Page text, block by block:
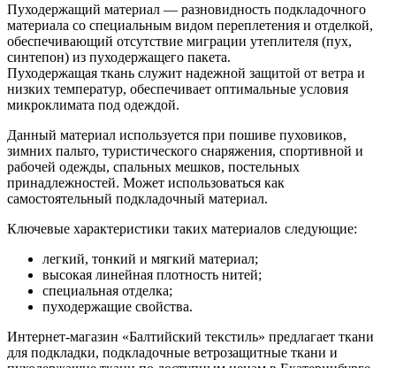
Пуходержащий материал — разновидность подкладочного
материала со специальным видом переплетения и отделкой,
обеспечивающий отсутствие миграции утеплителя (пух,
синтепон) из пуходержащего пакета.
Пуходержащая ткань служит надежной защитой от ветра и
низких температур, обеспечивает оптимальные условия
микроклимата под одеждой.
Данный материал используется при пошиве пуховиков,
зимних пальто, туристического снаряжения, спортивной и
рабочей одежды, спальных мешков, постельных
принадлежностей. Может использоваться как
самостоятельный подкладочный материал.
Ключевые характеристики таких материалов следующие:
легкий, тонкий и мягкий материал;
высокая линейная плотность нитей;
специальная отделка;
пуходержащие свойства.
Интернет-магазин «Балтийский текстиль» предлагает ткани
для подкладки, подкладочные ветрозащитные ткани и